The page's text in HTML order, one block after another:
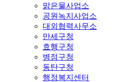
맑은물사업소
공원녹지사업소
대외협력사무소
만세구청
효행구청
병점구청
동탄구청
행정복지센터